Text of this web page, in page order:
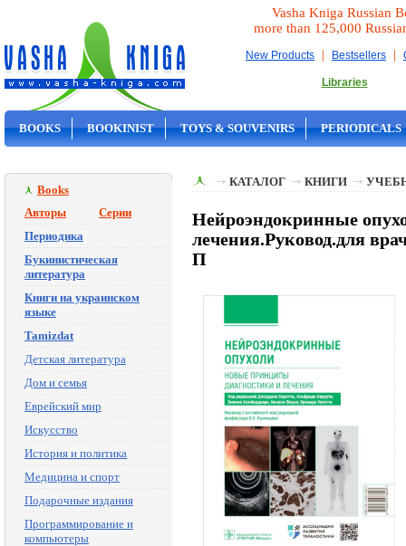
Vasha Kniga Russian
more than 125,000
New Products | Bestsellers |
Libraries
BOOKS BOOKINIST TOYS & SOUVENIRS PERIODICALS
Books
Авторы
Серии
Периодика
Букинистическая
литература
Книги на украинском
языке
Tamizdat
Детская литература
Дом и семья
Еврейский мир
Искусство
История и политика
Медицина и спорт
Подарочные издания
Программирование и
компьютеры
КАТАЛОГ КНИГИ
Нейроэндокринные
лечения.Руковод.для
П